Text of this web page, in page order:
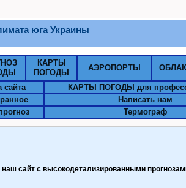
юга Украины
КАРТЫ
ПОГОДЫ
АЭРОПОРТЫ
сайта
КАРТЫ ПОГОДЫ для
Написать нам
Термограф
наш сайт с высокодетализированными